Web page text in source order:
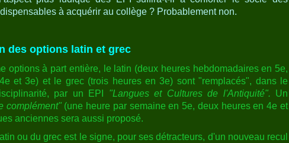
à acquérir au collège ? Probablement non.
des options latin et grec
options à part entière, le latin (deux heures hebdomadaires en 5e,
et 3e) et le grec (trois heures en 3e) sont "remplacés", dans le
par un EPI "Langues et Cultures de l'Antiquité". Un
complément"(une heure par semaine en 5e, deux heures en 4e et
anciennes sera aussi proposé.
ou du grec est le signe, pour ses détracteurs, d'un nouveau recul